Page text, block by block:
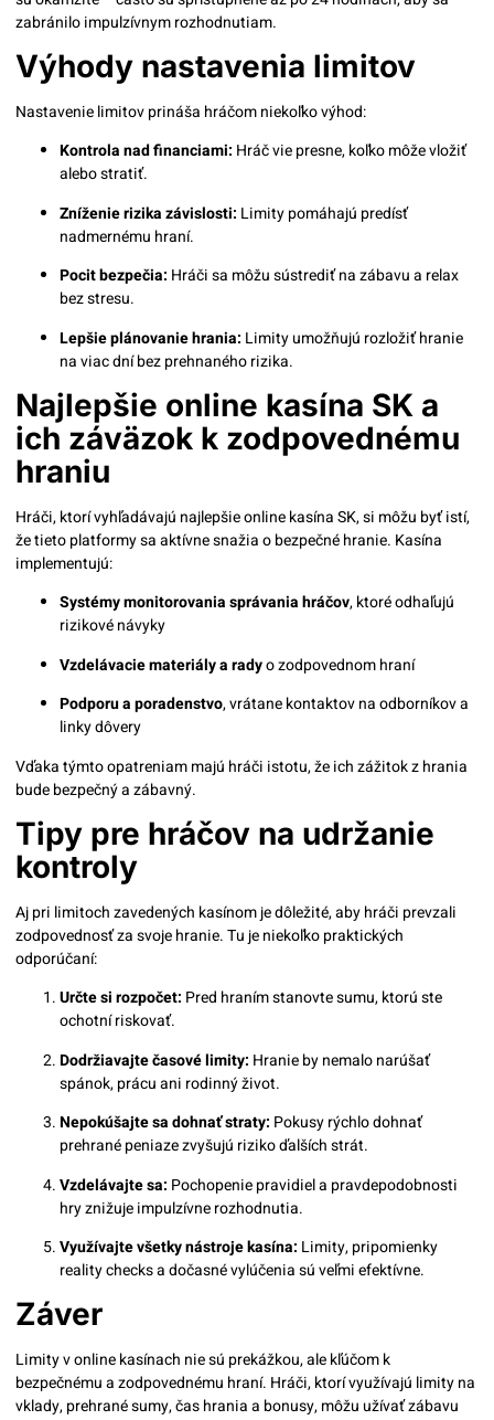
zabránilo impulzívnym rozhodnutiam.
Výhody nastavenia limitov
Nastavenie limitov prináša hráčom niekoľko výhod:
Kontrola nad financiami: Hráč vie presne, koľko môže vložiť
alebo stratiť.
Zníženie rizika závislosti: Limity pomáhajú predísť
nadmernému hraní.
Pocit bezpečia: Hráči sa môžu sústrediť na zábavu a relax
bez stresu.
Lepšie plánovanie hrania: Limity umožňujú rozložiť hranie
na viac dní bez prehnaného rizika.
Najlepšie online kasína SK a
ich záväzok k zodpovednému
hraniu
Hráči, ktorí vyhľadávajú najlepšie online kasína SK, si môžu byť istí,
že tieto platformy sa aktívne snažia o bezpečné hranie. Kasína
implementujú:
Systémy monitorovania správania hráčov, ktoré odhaľujú
rizikové návyky
Vzdelávacie materiály a radyo zodpovednom hraní
Podporu a poradenstvo, vrátane kontaktov na odborníkov a
linky dôvery
Vďaka týmto opatreniam majú hráči istotu, že ich zážitok z hrania
bude bezpečný a zábavný.
Tipy pre hráčov na udržanie
kontroly
Aj pri limitoch zavedených kasínom je dôležité, aby hráči prevzali
zodpovednosť za svoje hranie. Tu je niekoľko praktických
odporúčaní:
Určte si rozpočet: Pred hraním stanovte sumu, ktorú ste
ochotní riskovať.
Dodržiavajte časové limity: Hranie by nemalo narúšať
spánok, prácu ani rodinný život.
Nepokúšajte sa dohnať straty: Pokusy rýchlo dohnať
prehrané peniaze zvyšujú riziko ďalších strát.
Vzdelávajte sa: Pochopenie pravidiel a pravdepodobnosti
hry znižuje impulzívne rozhodnutia.
Využívajte všetky nástroje kasína: Limity, pripomienky
reality checks a dočasné vylúčenia sú veľmi efektívne.
Záver
Limity v online kasínach nie sú prekážkou, ale kľúčom k
bezpečnému a zodpovednému hraní. Hráči, ktorí využívajú limity na
vklady, prehrané sumy, čas hrania a bonusy, môžu užívať zábavu